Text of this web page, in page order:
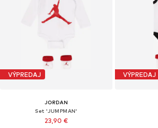
VÝPREDAJ
JORDAN
Set 'JUMPMAN'
23,90 €
VÝPREDAJ